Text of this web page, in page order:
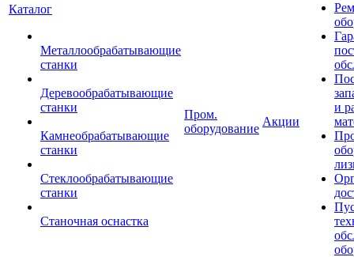
Каталог
Металлообрабатывающие
станки
Деревообрабатывающие
станки
Камнеобрабатывающие
станки
Стеклообрабатывающие
станки
Станочная оснастка
Пром.
оборудование
Акции
и